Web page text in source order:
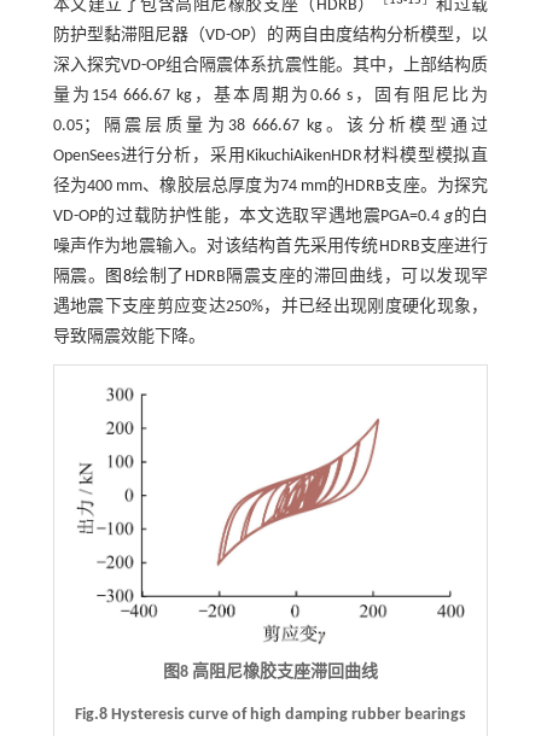
本文建立了包含高阻尼橡胶支座（HDRB）
和过载
防护型黏滞阻尼器（VD-OP）的两自由度结构分析模型，以
深入探究VD-OP组合隔震体系抗震性能。其中，上部结构质
量为154 666.67 kg，基本周期为0.66 s，固有阻尼比为
0.05；隔震层质量为38 666.67 kg。该分析模型通过
OpenSees进行分析，采用KikuchiAikenHDR材料模型模拟直
径为400 mm、橡胶层总厚度为74 mm的HDRB支座。为探究
VD-OP的过载防护性能，本文选取罕遇地震PGA=0.4g 的白
噪声作为地震输入。对该结构首先采用传统HDRB支座进行
隔震。
图8绘制了HDRB隔震支座的滞回曲线，可以发现罕
遇地震下支座剪应变达250%，并已经出现刚度硬化现象，
导致隔震效能下降。
图8 高阻尼橡胶支座滞回曲线
Fig.8 Hysteresis curve of high damping rubber bearings